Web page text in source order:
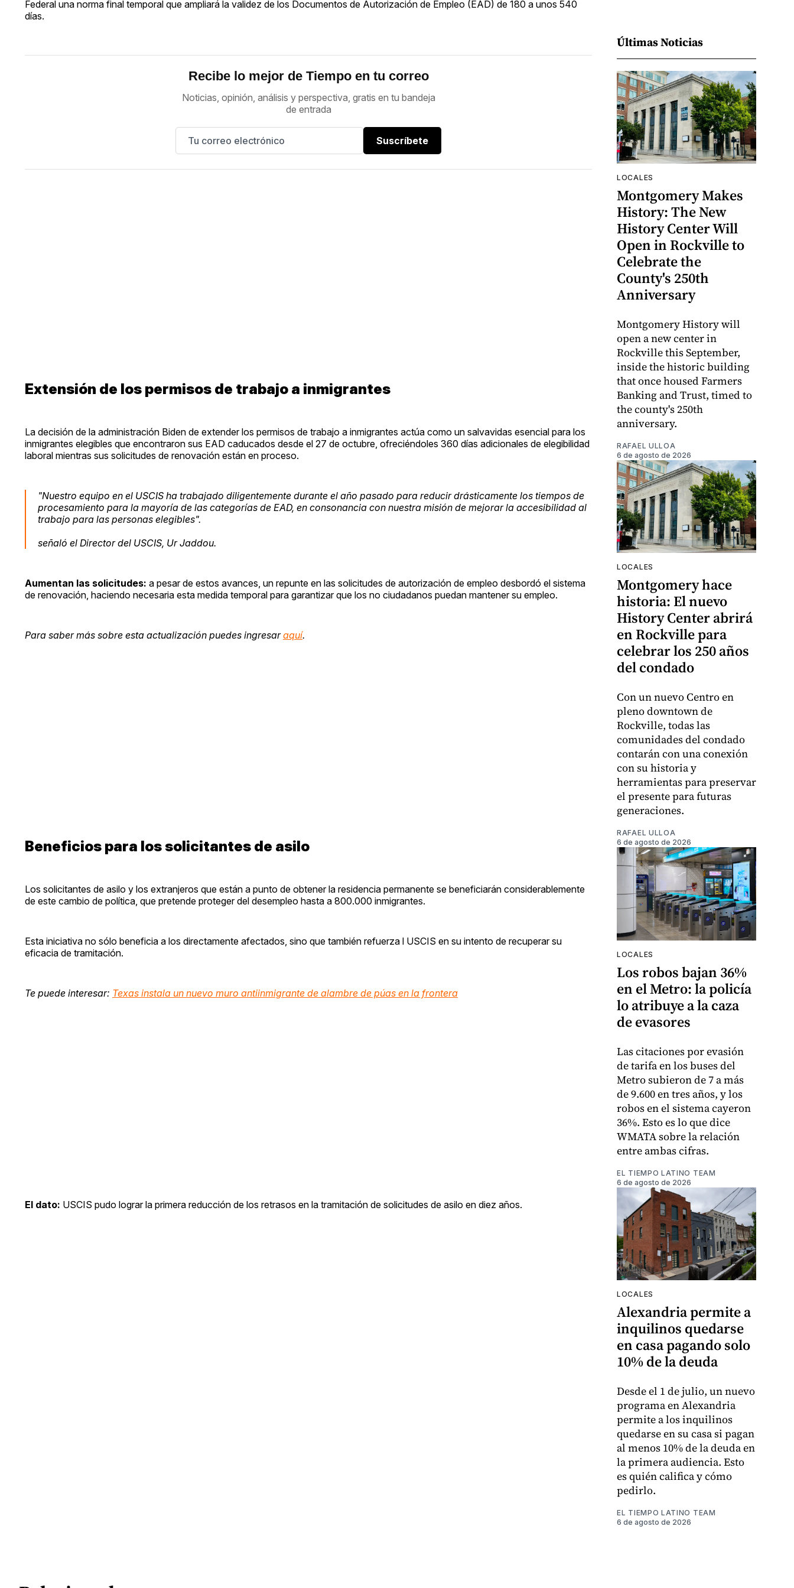
Federal una norma final temporal que ampliará la validez de los Documentos de Autorización de Empleo (EAD) de 180 a unos 540
días.
Recibe lo mejor de Tiempo en tu correo
Noticias, opinión, análisis y perspectiva, gratis en tu bandeja
de entrada
Suscríbete
Extensión de los permisos de trabajo a inmigrantes
La decisión de la administración Biden de extender los permisos de trabajo a inmigrantes actúa como un salvavidas esencial para los
inmigrantes elegibles que encontraron sus EAD caducados desde el 27 de octubre, ofreciéndoles 360 días adicionales de elegibilidad
laboral mientras sus solicitudes de renovación están en proceso.
"Nuestro equipo en el USCIS ha trabajado diligentemente durante el año pasado para reducir drásticamente los tiempos de
procesamiento para la mayoría de las categorías de EAD, en consonancia con nuestra misión de mejorar la accesibilidad al
trabajo para las personas elegibles".
señaló el Director del USCIS, Ur Jaddou.
Aumentan las solicitudes: a pesar de estos avances, un repunte en las solicitudes de autorización de empleo desbordó el sistema
de renovación, haciendo necesaria esta medida temporal para garantizar que los no ciudadanos puedan mantener su empleo.
Para saber más sobre esta actualización puedes ingresaraquí.
Beneficios para los solicitantes de asilo
Los solicitantes de asilo y los extranjeros que están a punto de obtener la residencia permanente se beneficiarán considerablemente
de este cambio de política, que pretende proteger del desempleo hasta a 800.000 inmigrantes.
Esta iniciativa no sólo beneficia a los directamente afectados, sino que también refuerza l USCIS en su intento de recuperar su
eficacia de tramitación.
Te puede interesar: Texas instala un nuevo muro antiinmigrante de alambre de púas en la frontera
El dato: USCIS pudo lograr la primera reducción de los retrasos en la tramitación de solicitudes de asilo en diez años.
Últimas Noticias
LOCALES
Montgomery Makes
History: The New
History Center Will
Open in Rockville to
Celebrate the
County's 250th
Anniversary
Montgomery History will
open a new center in
Rockville this September,
inside the historic building
that once housed Farmers
Banking and Trust, timed to
the county's 250th
anniversary.
RAFAEL ULLOA
6 de agosto de 2026
LOCALES
Montgomery hace
historia: El nuevo
History Center abrirá
en Rockville para
celebrar los 250 años
del condado
Con un nuevo Centro en
pleno downtown de
Rockville, todas las
comunidades del condado
contarán con una conexión
con su historia y
herramientas para preservar
el presente para futuras
generaciones.
RAFAEL ULLOA
6 de agosto de 2026
LOCALES
Los robos bajan 36%
en el Metro: la policía
lo atribuye a la caza
de evasores
Las citaciones por evasión
de tarifa en los buses del
Metro subieron de 7 a más
de 9.600 en tres años, y los
robos en el sistema cayeron
36%. Esto es lo que dice
WMATA sobre la relación
entre ambas cifras.
EL TIEMPO LATINO TEAM
6 de agosto de 2026
LOCALES
Alexandria permite a
inquilinos quedarse
en casa pagando solo
10% de la deuda
Desde el 1 de julio, un nuevo
programa en Alexandria
permite a los inquilinos
quedarse en su casa si pagan
al menos 10% de la deuda en
la primera audiencia. Esto
es quién califica y cómo
pedirlo.
EL TIEMPO LATINO TEAM
6 de agosto de 2026